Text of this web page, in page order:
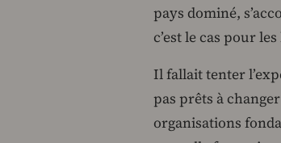
pays dominé,
c’est le cas pour
Il fallait tenter
pas prêts à
organisations